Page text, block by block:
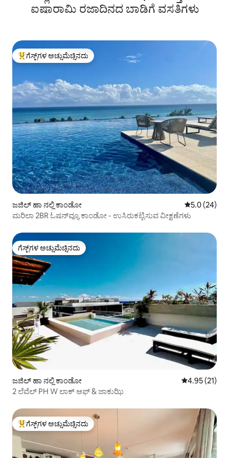
ಐಷಾರಾಮಿ ರಜಾದಿನದ ಬಾಡಿಗೆ ವಸತಿಗಳು
ಗೆಸ್ಟ್‌ಗಳಿಗೆ ಅತಿ ಹೆಚ್ಚು ಅಚ್ಚುಮೆಚ್ಚಿನದು
ಗೆಸ್ಟ್‌ಗಳ ಅಚ್ಚುಮೆಚ್ಚಿನದು
ಜಜಿಲ್ ಹಾ ನಲ್ಲಿ ಕಾಂಡೋ 5 ರಲ್ಲಿ 5.0
5.0 (24)
ಮರಿಲಾ 2BR ಓಷನ್‌ವ್ಯೂ ಕಾಂಡೋ - ಉಸಿರುಕಟ್ಟಿಸುವ ವೀಕ್ಷಣೆಗಳು
ಗೆಸ್ಟ್‌ಗಳ ಅಚ್ಚುಮೆಚ್ಚಿನದು
ಗೆಸ್ಟ್‌ಗಳ ಅಚ್ಚುಮೆಚ್ಚಿನದು
ಜಜಿಲ್ ಹಾ ನಲ್ಲಿ ಕಾಂಡೋ 5 ರಲ್ಲಿ 4.95
4.95 (21)
2 ಲೆವೆಲ್ PH W ಲಾಕ್ ಆಫ್ & ಜಾಕುಝಿ
ಗೆಸ್ಟ್‌ಗಳಿಗೆ ಅತಿ ಹೆಚ್ಚು ಅಚ್ಚುಮೆಚ್ಚಿನದು
ಗೆಸ್ಟ್‌ಗಳ ಅಚ್ಚುಮೆಚ್ಚಿನದು